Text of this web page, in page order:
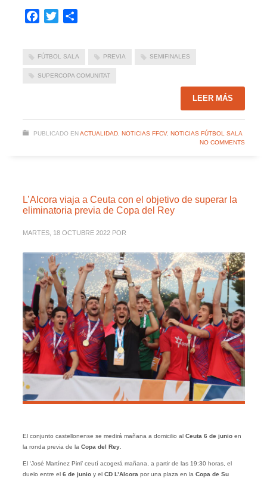
Facebook
Twitter
FÚTBOL SALA PREVIA SEMIFINALES
SUPERCOPA COMUNITAT
LEER MÁS
PUBLICADO EN ACTUALIDAD, NOTICIAS FFCV, NOTICIAS FÚTBOL SALA
NO COMMENTS
L’Alcora viaja a Ceuta con el objetivo de superar la
eliminatoria previa de Copa del Rey
MARTES, 18 OCTUBRE 2022 POR
El conjunto castellonense se medirá mañana a domicilio al Ceuta 6 de junioen
la ronda previa de la Copa del Rey.
El ‘José Martínez Pirri’ ceutí acogerá mañana, a partir de las 19:30 horas, el
duelo entre el 6 de junio y el CD L’Alcora por una plaza en la Copa de Su